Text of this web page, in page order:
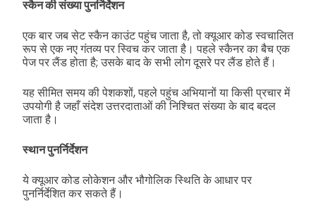
स्कैन की संख्या पुनर्निर्देशन
एक बार जब सेट स्कैन काउंट पहुंच जाता है, तो क्यूआर कोड स्वचालित
रूप से एक नए गंतव्य पर स्विच कर जाता है। पहले स्कैनर का बैच एक
पेज पर लैंड होता है; उसके बाद के सभी लोग दूसरे पर लैंड होते हैं।
यह सीमित समय की पेशकशों, पहले पहुंच अभियानों या किसी प्रचार में
उपयोगी है जहाँ संदेश उत्तरदाताओं की निश्चित संख्या के बाद बदल
जाता है।
स्थान पुनर्निर्देशन
ये क्यूआर कोड लोकेशन और भौगोलिक स्थिति के आधार पर
पुनर्निर्देशित कर सकते हैं।